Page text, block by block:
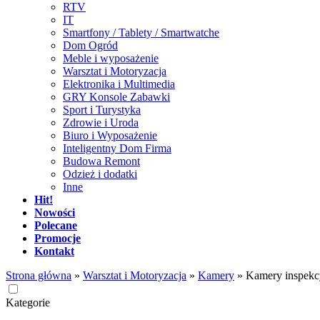
RTV
IT
Smartfony / Tablety / Smartwatche
Dom Ogród
Meble i wyposażenie
Warsztat i Motoryzacja
Elektronika i Multimedia
GRY Konsole Zabawki
Sport i Turystyka
Zdrowie i Uroda
Biuro i Wyposażenie
Inteligentny Dom Firma
Budowa Remont
Odzież i dodatki
Inne
Hit!
Nowości
Polecane
Promocje
Kontakt
Strona główna » Warsztat i Motoryzacja » Kamery » Kamery
Kategorie